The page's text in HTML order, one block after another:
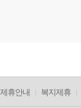
제휴안내 복지제휴